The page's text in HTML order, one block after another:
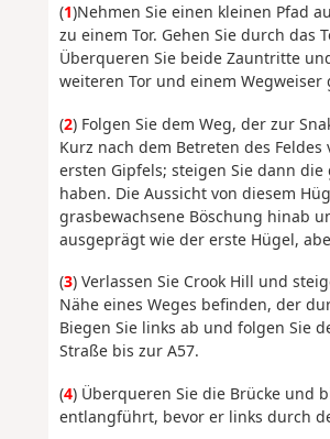
(1)Nehmen Sie einen kleinen Pfad
zu einem Tor. Gehen Sie durch
Überqueren Sie beide Zauntritte
weiteren Tor und einem Wegweiser
(2) Folgen Sie dem Weg, der zur
Kurz nach dem Betreten des
ersten Gipfels; steigen Sie dann
haben. Die Aussicht von diesem
grasbewachsene Böschung hinab
ausgeprägt wie der erste Hügel,
(3) Verlassen Sie Crook Hill und
Nähe eines Weges befinden, der
Biegen Sie links ab und folgen Sie
Straße bis zur A57.
(4) Überqueren Sie die Brücke und
entlangführt, bevor er links durch